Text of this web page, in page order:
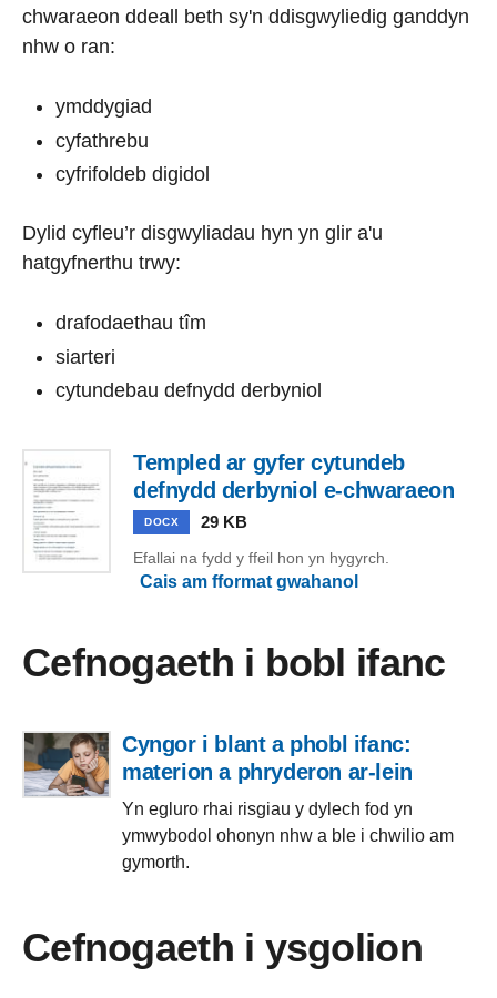
chwaraeon ddeall beth sy'n ddisgwyliedig ganddyn
nhw o ran:
ymddygiad
cyfathrebu
cyfrifoldeb digidol
Dylid cyfleu’r disgwyliadau hyn yn glir a'u
hatgyfnerthu trwy:
drafodaethau tîm
siarteri
cytundebau defnydd derbyniol
Templed ar gyfer cytundeb
defnydd derbyniol e-chwaraeon
DOCX 29 KB
Efallai na fydd y ffeil hon yn hygyrch.
Cais am fformat gwahanol
Cefnogaeth i bobl ifanc
Cyngor i blant a phobl ifanc:
materion a phryderon ar-lein
Yn egluro rhai risgiau y dylech fod yn
ymwybodol ohonyn nhw a ble i chwilio am
gymorth.
Cefnogaeth i ysgolion